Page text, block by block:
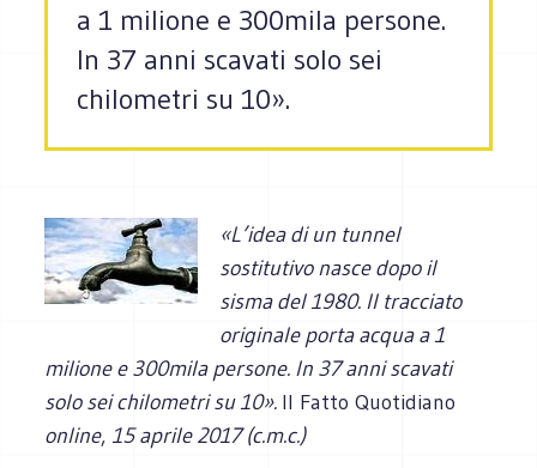
a 1 milione e 300mila persone.
In 37 anni scavati solo sei
chilometri su 10».
«L’idea di un tunnel
sostitutivo nasce dopo il
sisma del 1980. Il tracciato
originale porta acqua a 1
milione e 300mila persone. In 37 anni scavati
solo sei chilometri su 10». Il Fatto Quotidiano
online,15 aprile 2017 (c.m.c.)